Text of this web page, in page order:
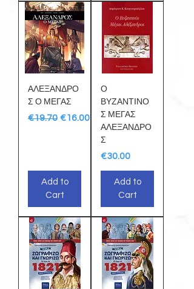
ΑΛΕΞΑΝΔΡΟ
Σ Ο ΜΕΓΑΣ
Regular Price
€19.70 Sale Price
€16.00
Add to
Cart
Ο
ΒΥΖΑΝΤΙΝΟ
Σ ΜΕΓΑΣ
ΑΛΕΞΑΝΔΡΟ
Σ
Price
€30.00
Add to
Cart